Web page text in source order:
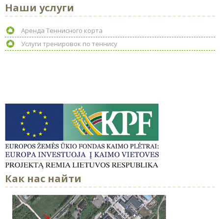
Наши услуги
Аренда Теннисного корта
Услуги тренировок по теннису
Как нас найти